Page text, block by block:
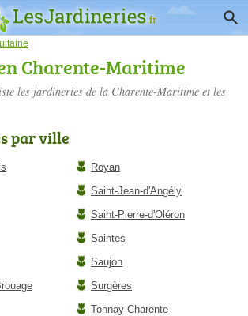
Charente-Maritime
les jardineries de la Charente-Maritime et les
par ville
Royan
Saint-Jean-d'Angély
Saint-Pierre-d'Oléron
Saintes
Saujon
Surgères
Tonnay-Charente